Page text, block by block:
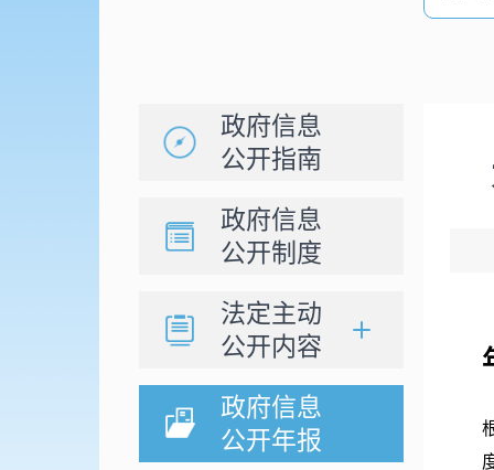
政府信息
公开指南
政府信息
公开制度
法定主动
公开内容
政府信息
公开年报